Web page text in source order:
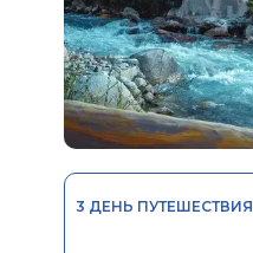
3 ДЕНЬ ПУТЕШЕСТВИЯ